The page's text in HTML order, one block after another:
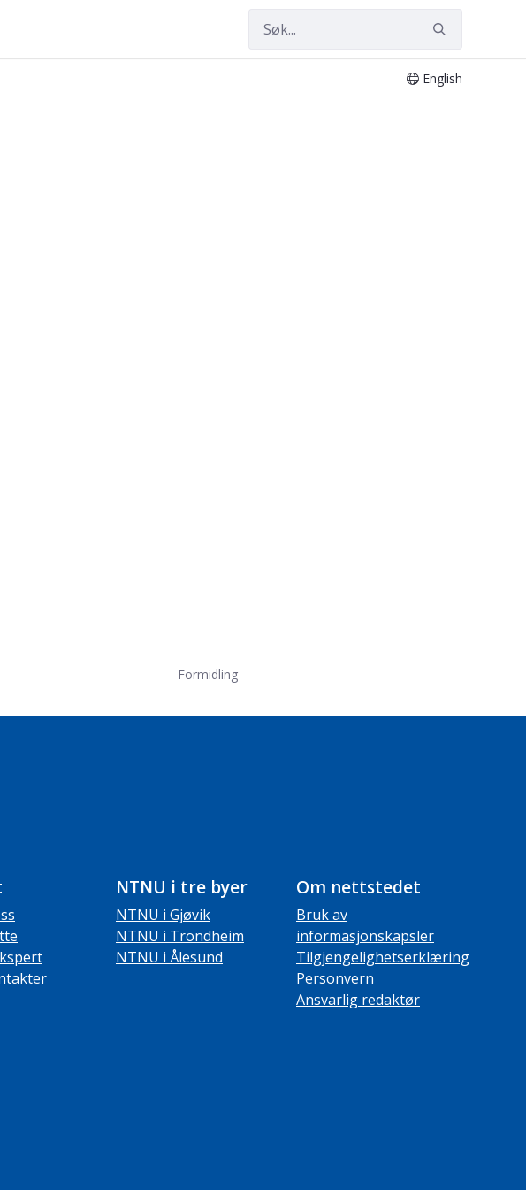
English
Formidling
NTNU i tre byer
NTNU i Gjøvik
NTNU i Trondheim
NTNU i Ålesund
Om nettstedet
Bruk av
informasjonskapsler
Tilgjengelighetserklæring
Personvern
Ansvarlig redaktør